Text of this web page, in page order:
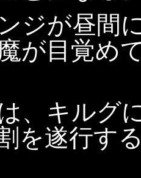
ジが昼間
が目覚め
、キルグ
を遂行す